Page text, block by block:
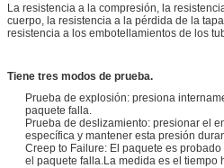
La resistencia a la compresión, la
cuerpo, la resistencia a la pérdida de la
resistencia a los embotellamientos de los
Tiene tres modos de prueba.
Prueba de explosión: presiona
paquete falla.
Prueba de deslizamiento: presionar el
específica y mantener esta presión
Creep to Failure: El paquete es
el paquete falla.La medida es el tiempo